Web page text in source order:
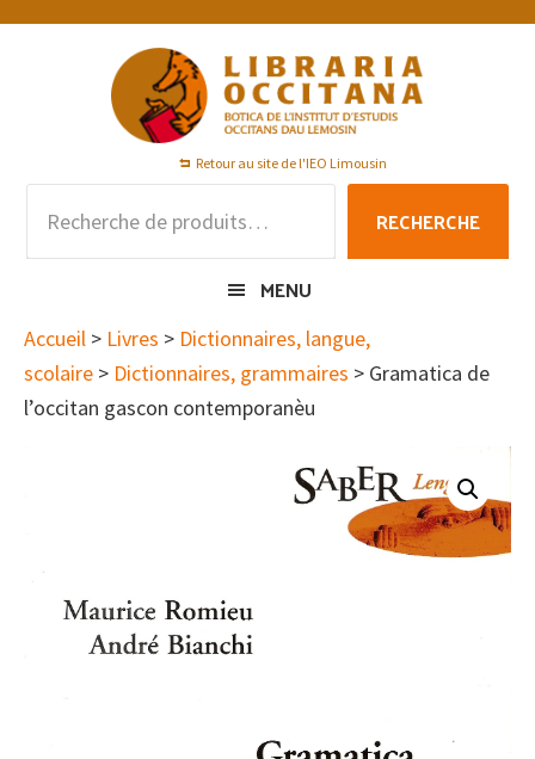
Passer
Passer
Passer
Retour au site de l'IEO Limousin
pour :
RECHERCHE
MENU
Accueil > Livres > Dictionnaires, langue,
scolaire > Dictionnaires, grammaires > Gramatica de
l’occitan gascon contemporanèu